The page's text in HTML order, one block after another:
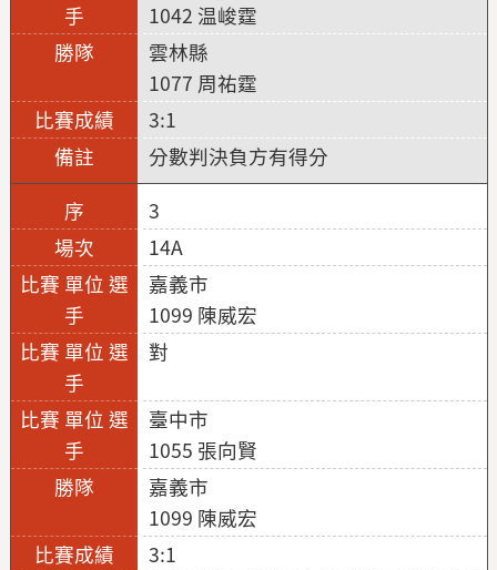
1042 温峻霆
雲林縣
1077 周祐霆
3:1
分數判決負方有得分
3
14A
嘉義市
1099 陳威宏
對
臺中市
1055 張向賢
嘉義市
1099 陳威宏
3:1